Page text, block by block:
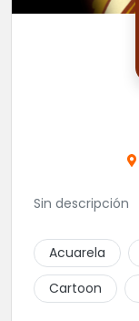
Sin descripción
Acuarela
Cartoon